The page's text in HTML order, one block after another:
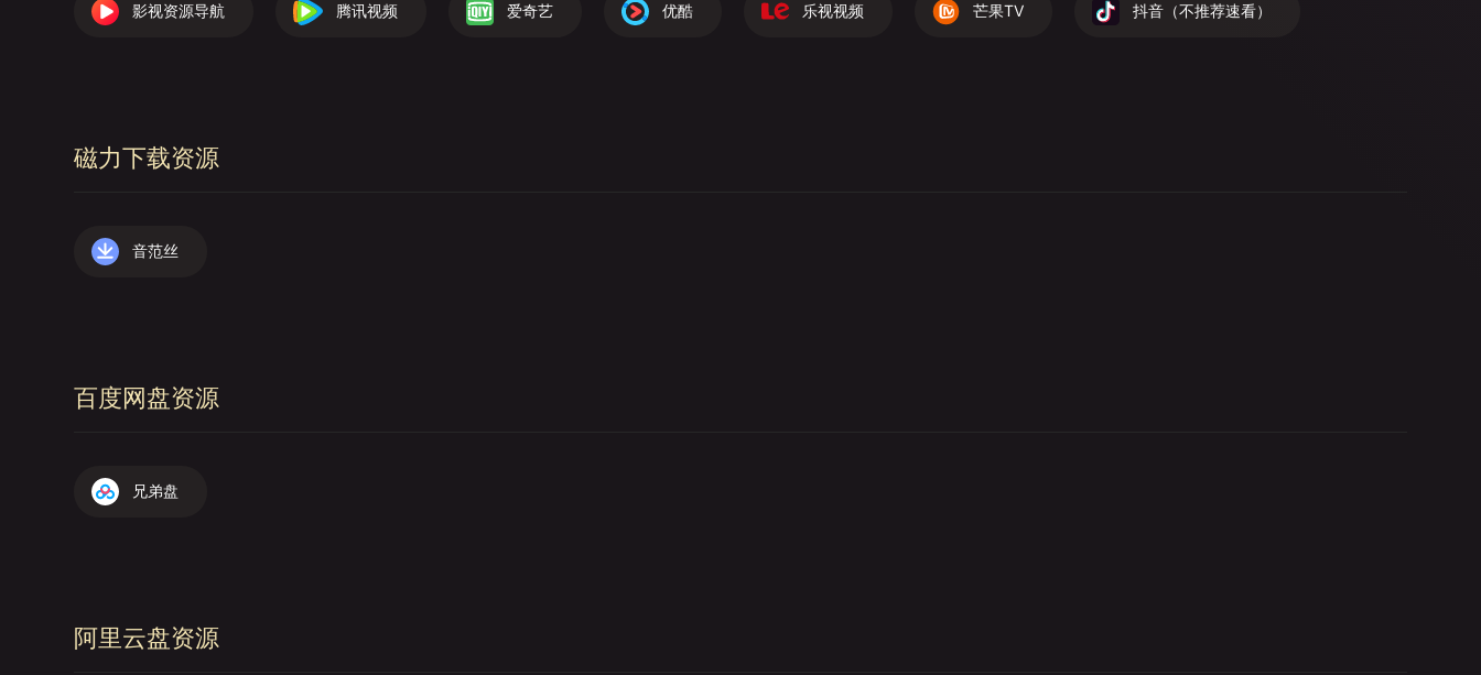
影视资源导航 腾讯视频 爱奇艺 优酷 乐视视频 芒果TV 抖音（不推荐速看）
磁力下载资源
音范丝
百度网盘资源
兄弟盘
阿里云盘资源